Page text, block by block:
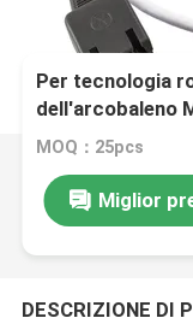
Per tecnologia
dell'arcobaleno
infante blu
Rad-5 Radical-7
MOQ：25pcs
Miglior
DESCRIZIONE DI